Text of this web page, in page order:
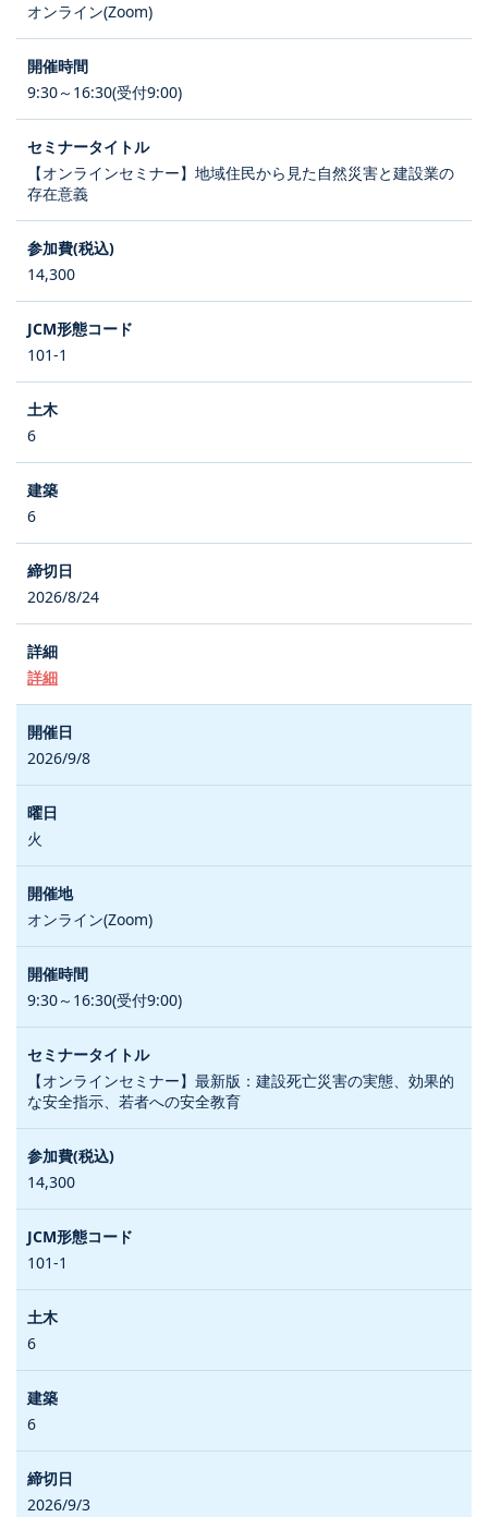
オンライン(Zoom)
9:30～16:30(受付9:00)
【オンラインセミナー】地域住民から見た自然災害と建設業の
存在意義
14,300
101-1
6
6
2026/8/24
詳細
2026/9/8
火
オンライン(Zoom)
9:30～16:30(受付9:00)
【オンラインセミナー】最新版：建設死亡災害の実態、効果的
な安全指示、若者への安全教育
14,300
101-1
6
6
2026/9/3